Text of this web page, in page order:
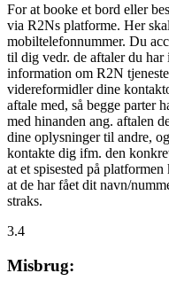
For at booke et bord eller
via R2Ns platforme. Her
mobiltelefonnummer. Du
til dig vedr. de aftaler du har
information om R2N
videreformidler dine
aftale med, så begge parter
med hinanden ang. aftalen
dine oplysninger til andre,
kontakte dig ifm. den
at et spisested på
at de har fået dit navn/
straks.
3.4
Misbrug: